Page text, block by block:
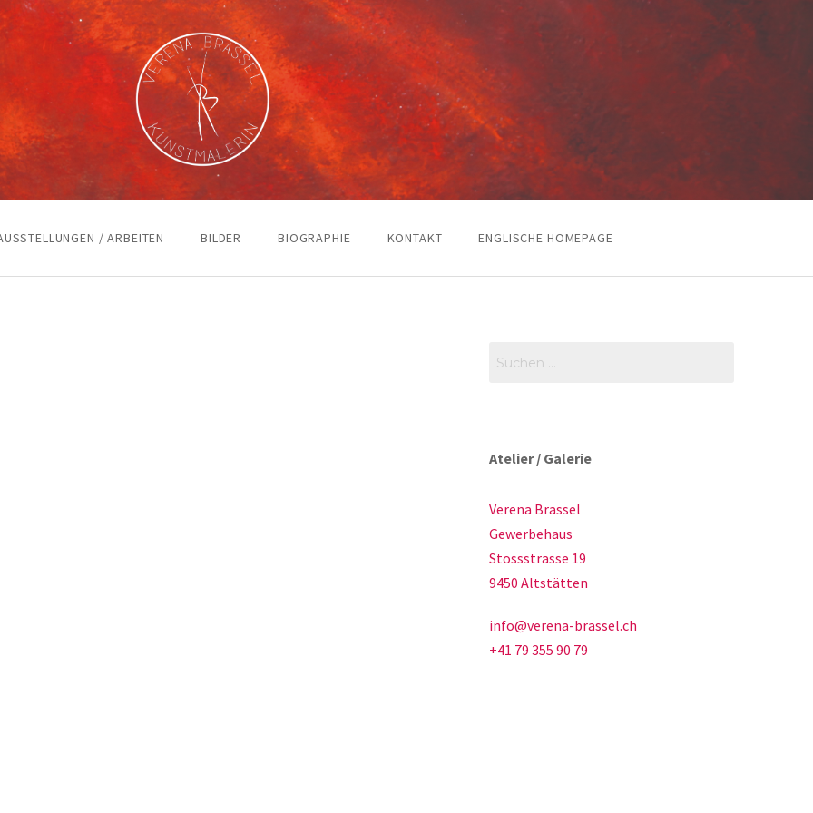
WORLD (USA)
(USA)
/ ARBEITEN BILDER BIOGRAPHIE KONTAKT ENGLISCHE HOMEPAGE
nach:
Atelier / Galerie
Verena Brassel
Gewerbehaus
Stossstrasse 19
9450 Altstätten
info@verena-brassel.ch
+41 79 355 90 79